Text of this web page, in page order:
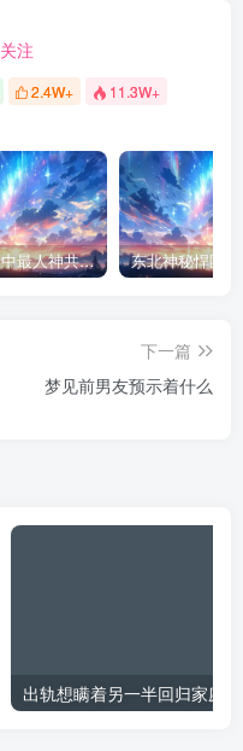
关注
2.4W+ 11.3W+
天网栏目中最人神共愤的一期《消失的夫妻》
下一篇
梦见前男友预示着什么